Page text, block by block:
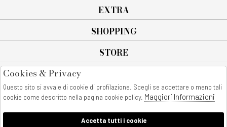
EXTRA
SHOPPING
STORE
All rights reserved - © Copyright 2026
AnyAnyluxury srl - Sede Legale: Corso Vittorio Emanuele 90/A - 80053
castellammare di stabia - Italia
Cookies & Privacy
Questo sito si avvale di cookie di profilazione. Scegli se accettare o meno tali
cookie come descritto nella pagina cookie policy. Maggiori Informazioni
Accetta tutti i cookie